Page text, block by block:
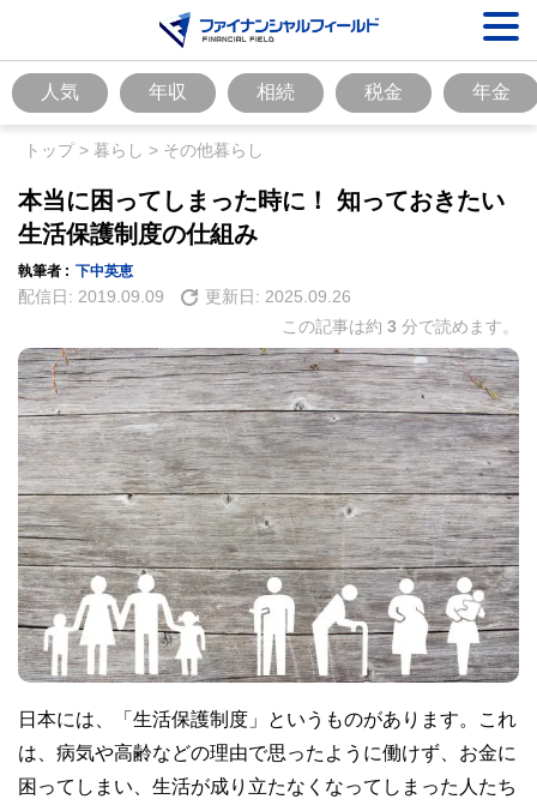
人気 年収 相続 税金 年金
トップ> 暮らし > その他暮らし
本当に困ってしまった時に！ 知っておきたい
生活保護制度の仕組み
執筆者 : 下中英恵
配信日: 2019.09.09 更新日: 2025.09.26
この記事は約 3 分で読めます。
日本には、「生活保護制度」というものがあります。これ
は、病気や高齢などの理由で思ったように働けず、お金に
困ってしまい、生活が成り立たなくなってしまった人たち